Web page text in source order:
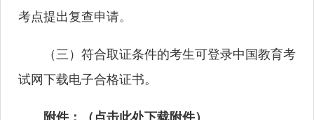
考点提出复查申请。
（三）符合取证条件的考生可登录中国教育考
试网下载电子合格证书。